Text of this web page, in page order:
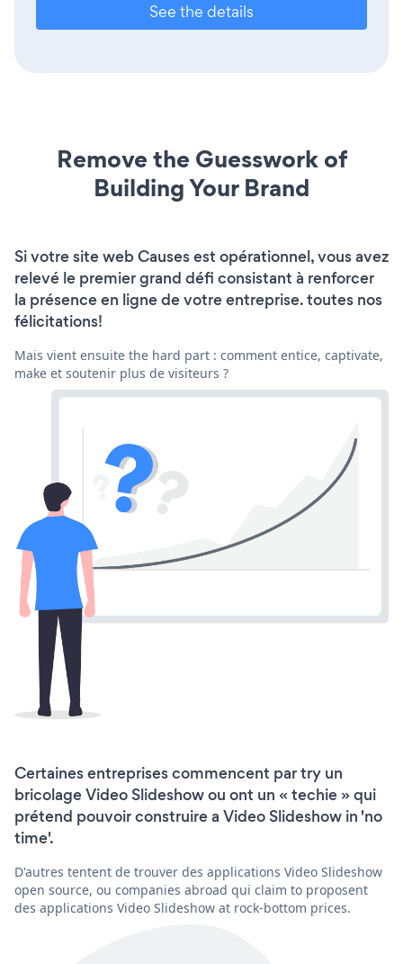
See the details
Remove the Guesswork of
Building Your Brand
Si votre site web Causes est opérationnel, vous avez
relevé le premier grand défi consistant à renforcer
la présence en ligne de votre entreprise. toutes nos
félicitations!
Mais vient ensuite the hard part : comment entice, captivate,
make et soutenir plus de visiteurs ?
Certaines entreprises commencent par try un
bricolage Video Slideshow ou ont un « techie » qui
prétend pouvoir construire a Video Slideshow in 'no
time'.
D'autres tentent de trouver des applications Video Slideshow
open source, ou companies abroad qui claim to proposent
des applications Video Slideshow at rock-bottom prices.